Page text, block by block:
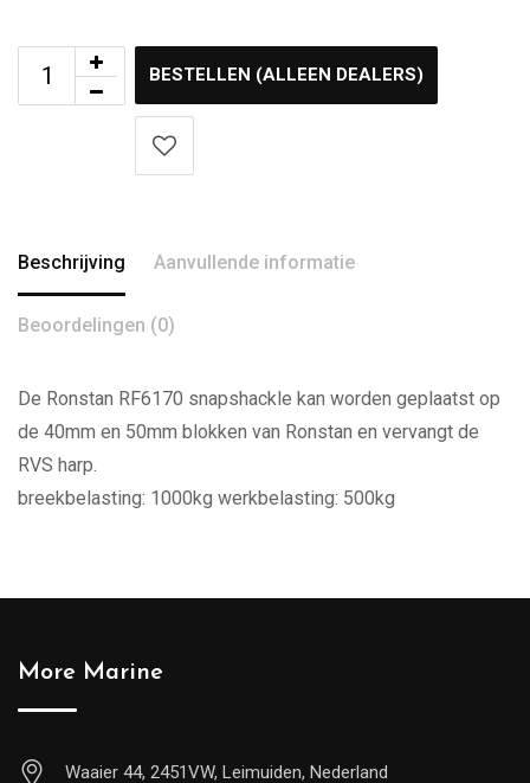
BESTELLEN (ALLEEN DEALERS)
Beschrijving Aanvullende informatie
Beoordelingen (0)
De Ronstan RF6170 snapshackle kan worden geplaatst op
de 40mm en 50mm blokken van Ronstan en vervangt de
RVS harp.
breekbelasting: 1000kg werkbelasting: 500kg
More Marine
Waaier 44, 2451VW, Leimuiden, Nederland